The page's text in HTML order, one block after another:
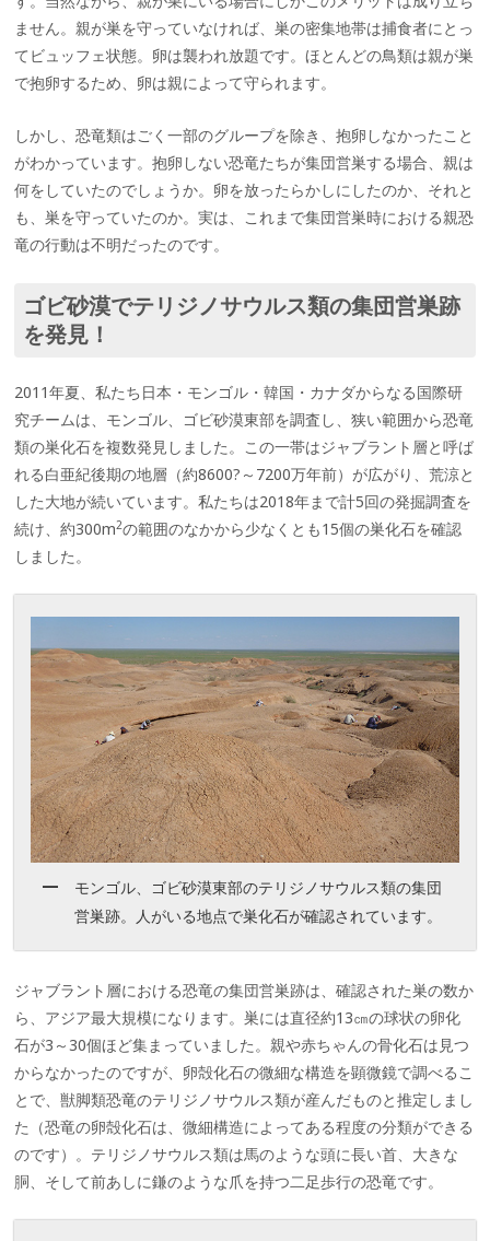
ません。親が巣を守っていなければ、巣の密集地帯は捕食者にとっ
てビュッフェ状態。卵は襲われ放題です。ほとんどの鳥類は親が巣
で抱卵するため、卵は親によって守られます。
しかし、恐竜類はごく一部のグループを除き、抱卵しなかったこと
がわかっています。抱卵しない恐竜たちが集団営巣する場合、親は
何をしていたのでしょうか。卵を放ったらかしにしたのか、それと
も、巣を守っていたのか。実は、これまで集団営巣時における親恐
竜の行動は不明だったのです。
ゴビ砂漠でテリジノサウルス類の集団営巣跡
を発見！
2011年夏、私たち日本・モンゴル・韓国・カナダからなる国際研
究チームは、モンゴル、ゴビ砂漠東部を調査し、狭い範囲から恐竜
類の巣化石を複数発見しました。この一帯はジャブラント層と呼ば
れる白亜紀後期の地層（約8600?～7200万年前）が広がり、荒涼と
した大地が続いています。私たちは2018年まで計5回の発掘調査を
続け、約300m2の範囲のなかから少なくとも15個の巣化石を確認
しました。
モンゴル、ゴビ砂漠東部のテリジノサウルス類の集団
営巣跡。人がいる地点で巣化石が確認されています。
ジャブラント層における恐竜の集団営巣跡は、確認された巣の数か
ら、アジア最大規模になります。巣には直径約13㎝の球状の卵化
石が3～30個ほど集まっていました。親や赤ちゃんの骨化石は見つ
からなかったのですが、卵殻化石の微細な構造を顕微鏡で調べるこ
とで、獣脚類恐竜のテリジノサウルス類が産んだものと推定しまし
た（恐竜の卵殻化石は、微細構造によってある程度の分類ができる
のです）。テリジノサウルス類は馬のような頭に長い首、大きな
胴、そして前あしに鎌のような爪を持つ二足歩行の恐竜です。